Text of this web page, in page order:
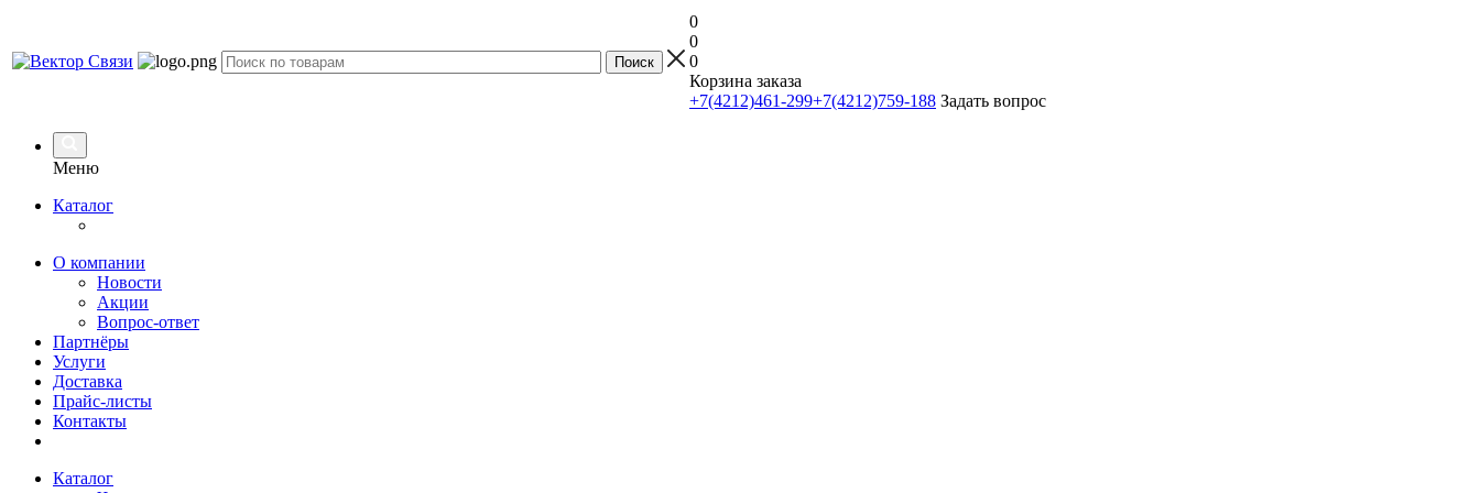
0
0
0
Корзина заказа
+7(4212)461-299+7(4212)759-188 Задать вопрос
Меню
Каталог
О компании
Новости
Акции
Вопрос-ответ
Партнёры
Услуги
Доставка
Прайс-листы
Контакты
Каталог